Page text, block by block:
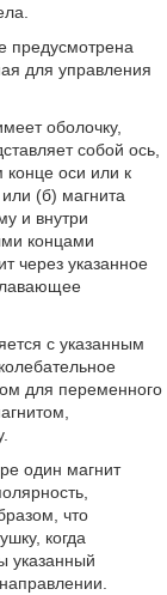
предусмотрена
для управления
оболочку,
собой ось,
конце оси или к
(б) магнита
и внутри
концами
через указанное
с указанным
для переменного
один магнит
что
когда
указанный